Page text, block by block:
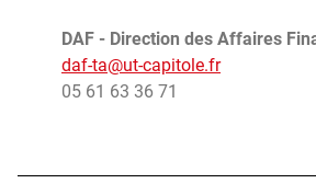
DAF - Direction des Affaires
daf-ta@ut-capitole.fr
05 61 63 36 71